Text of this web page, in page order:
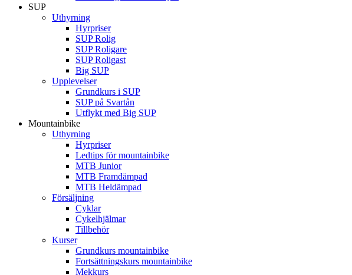
SUP
Uthyrning
Hyrpriser
SUP Rolig
SUP Roligare
SUP Roligast
Big SUP
Upplevelser
Grundkurs i SUP
SUP på Svartån
Utflykt med Big SUP
Mountainbike
Uthyrning
Hyrpriser
Ledtips för mountainbike
MTB Junior
MTB Framdämpad
MTB Heldämpad
Försäljning
Cyklar
Cykelhjälmar
Tillbehör
Kurser
Grundkurs mountainbike
Fortsättningskurs mountainbike
Mekkurs